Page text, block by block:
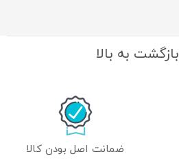
بازگشت به بالا
ضمانت اصل بودن کالا